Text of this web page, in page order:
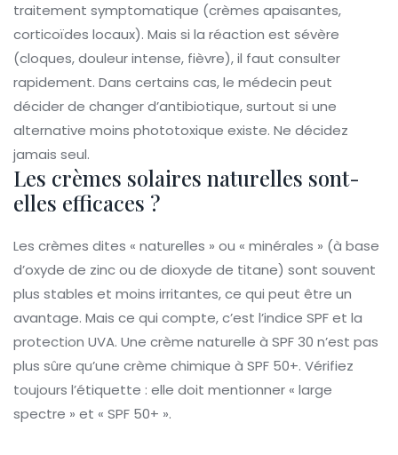
traitement symptomatique (crèmes apaisantes,
corticoïdes locaux). Mais si la réaction est sévère
(cloques, douleur intense, fièvre), il faut consulter
rapidement. Dans certains cas, le médecin peut
décider de changer d’antibiotique, surtout si une
alternative moins phototoxique existe. Ne décidez
jamais seul.
Les crèmes solaires naturelles sont-
elles efficaces ?
Les crèmes dites « naturelles » ou « minérales » (à base
d’oxyde de zinc ou de dioxyde de titane) sont souvent
plus stables et moins irritantes, ce qui peut être un
avantage. Mais ce qui compte, c’est l’indice SPF et la
protection UVA. Une crème naturelle à SPF 30 n’est pas
plus sûre qu’une crème chimique à SPF 50+. Vérifiez
toujours l’étiquette : elle doit mentionner « large
spectre » et « SPF 50+ ».